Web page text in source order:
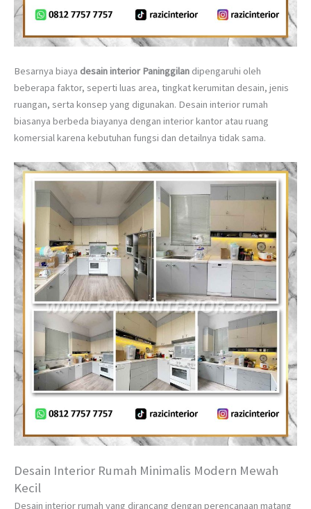
Besarnya biaya desain interior Paninggilan dipengaruhi oleh
beberapa faktor, seperti luas area, tingkat kerumitan desain, jenis
ruangan, serta konsep yang digunakan. Desain interior rumah
biasanya berbeda biayanya dengan interior kantor atau ruang
komersial karena kebutuhan fungsi dan detailnya tidak sama.
Desain Interior Rumah Minimalis Modern Mewah
Kecil
Desain interior rumah yang dirancang dengan perencanaan matang